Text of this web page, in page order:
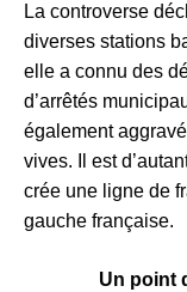
La controverse
diverses stations
elle a connu des
d’arrêtés
également
vives. Il est
crée une ligne de
gauche française.
Un point